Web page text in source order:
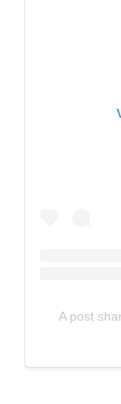
A post